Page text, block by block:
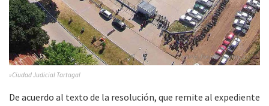
»Ciudad Judicial Tartagal
De acuerdo al texto de la resolución, que remite al expediente